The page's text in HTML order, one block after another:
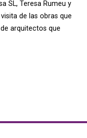
SL, Teresa Rumeu y
de las obras que
arquitectos que